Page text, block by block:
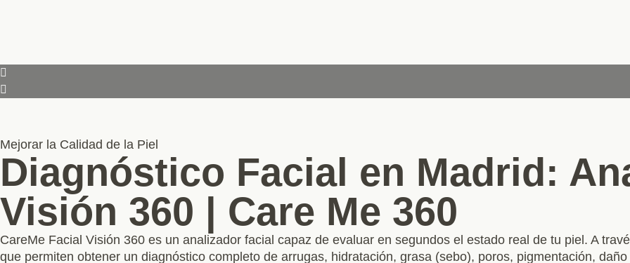
Mejorar la Calidad de la Piel
Diagnóstico Facial en Madrid:
Visión 360 | Care Me 360
CareMe Facial Visión 360 es un analizador facial capaz de evaluar en segundos el estado real de tu piel. A
que permiten obtener un diagnóstico completo de arrugas, hidratación, grasa (sebo), poros, pigmentación,